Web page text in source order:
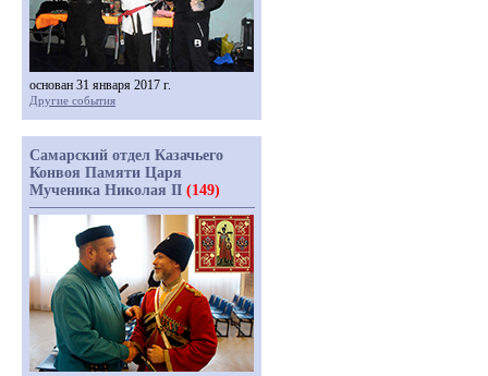
основан 31 января 2017 г.
Другие события
Самарский отдел Казачьего
Конвоя Памяти Царя
Мученика Николая II (149)